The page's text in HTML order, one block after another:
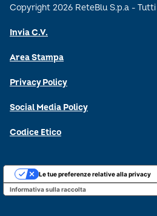
Copyright 2026 ReteBlu S.p.a -
Invia C.V.
Area Stampa
Privacy Policy
Social Media Policy
Codice Etico
Informativa sulla raccolta
Le tue preferenze relative alla privacy